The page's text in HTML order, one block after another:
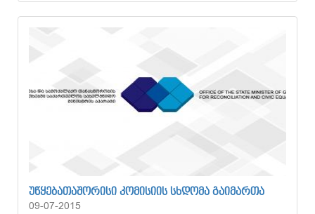
ᲣᲬᲧᲔᲑᲐᲗᲐᲨᲝᲠᲘᲡᲘ ᲙᲝᲛᲘᲡᲘᲘᲡ ᲡᲮᲓᲝᲛᲐ ᲒᲐᲘᲛᲐᲠᲗᲐ
09-07-2015